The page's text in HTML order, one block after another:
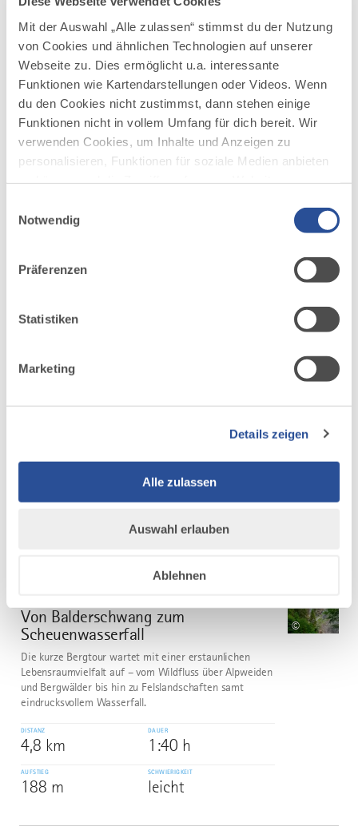
Mit der Auswahl „Alle zulassen“ stimmst du der Nutzung
von Cookies und ähnlichen Technologien auf unserer
Webseite zu. Dies ermöglicht u.a. interessante
Funktionen wie Kartendarstellungen oder Videos. Wenn
du den Cookies nicht zustimmst, dann stehen einige
Funktionen nicht in vollem Umfang für dich bereit. Wir
verwenden Cookies, um Inhalte und Anzeigen zu
personalisieren, Funktionen für soziale Medien anbieten
deiner Verwendung unserer Website an unsere Partner
möglicherweise mit weiteren Daten zusammen, die du
Nutzung der Dienste gesammelt haben.
Notwendig
Präferenzen
Statistiken
Marketing
Details zeigen
Alle zulassen
Auswahl erlauben
Ablehnen
300 m mittel
WANDERTOUR
Die Quelltuff-Runde in Lingenau
©
Die gemütliche Rundwanderung führt über Wiesen und
Wälder zum Dörnlesee und ins größte Quelltuffgebiet
Vorarlbergs mit seinen märchenhaft bizarren
Kalksinterbildungen.
mehr
dazu
WANDERTOUR
©
Diese kurze Runde verläuft immer entlang der Vils -
0:40 h
leicht
6
Von Balderschwang zum
Scheuenwasserfall
©
Die kurze Bergtour wartet mit einer erstaunlichen
Lebensraumvielfalt auf – vom Wildfluss über Alpweiden
und Bergwälder bis hin zu Felslandschaften samt
eindrucksvollem Wasserfall.
DISTANZ
4,8 km
DAUER
1:40 h
AUFSTIEG
188 m
SCHWIERIGKEIT
leicht